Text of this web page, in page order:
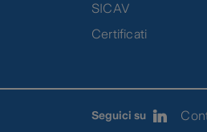
SICAV
Certificati
Seguici su